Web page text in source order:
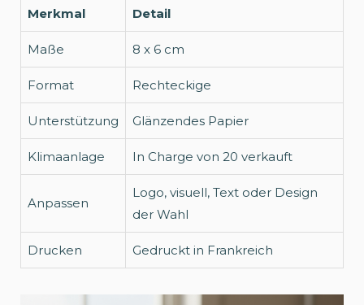
Merkmal Detail
Maße 8 x 6 cm
Format Rechteckige
Unterstützung Glänzendes Papier
Klimaanlage In Charge von 20 verkauft
Anpassen
Logo, visuell, Text oder Design
der Wahl
Drucken Gedruckt in Frankreich